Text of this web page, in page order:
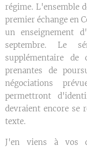
régime. L'ensemble
premier échange en
un enseignement
septembre. Le
supplémentaire
prenantes de
négociations
permettront
devraient encore se
texte.
J'en viens à vos